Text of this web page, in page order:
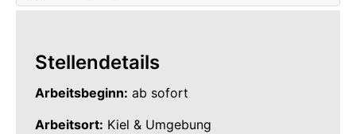
Stellendetails
Arbeitsbeginn: ab sofort
Arbeitsort: Kiel & Umgebung